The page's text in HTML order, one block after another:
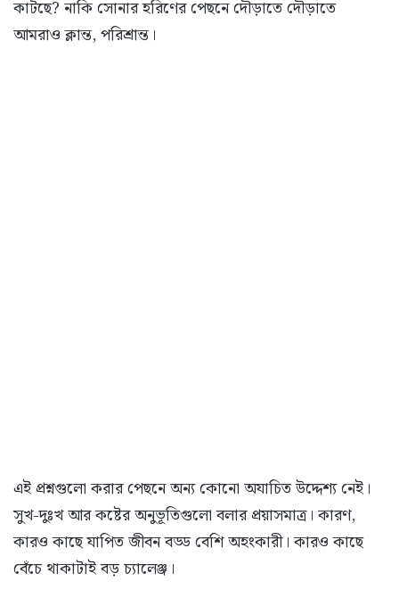
কাটছে? নাকি সোনার হরিণের পেছনে দৌড়াতে দৌড়াতে
আমরাও ক্লান্ত, পরিশ্রান্ত।
এই প্রশ্নগুলো করার পেছনে অন্য কোনো অযাচিত উদ্দেশ্য নেই।
সুখ-দুঃখ আর কষ্টের অনুভূতিগুলো বলার প্রয়াসমাত্র। কারণ,
কারও কাছে যাপিত জীবন বড্ড বেশি অহংকারী। কারও কাছে
বেঁচে থাকাটাই বড় চ্যালেঞ্জ।